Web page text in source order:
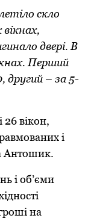
скло
двері. В
Перший
другий – за 5-
вікон,
і
Антошик.
і об’єми
на